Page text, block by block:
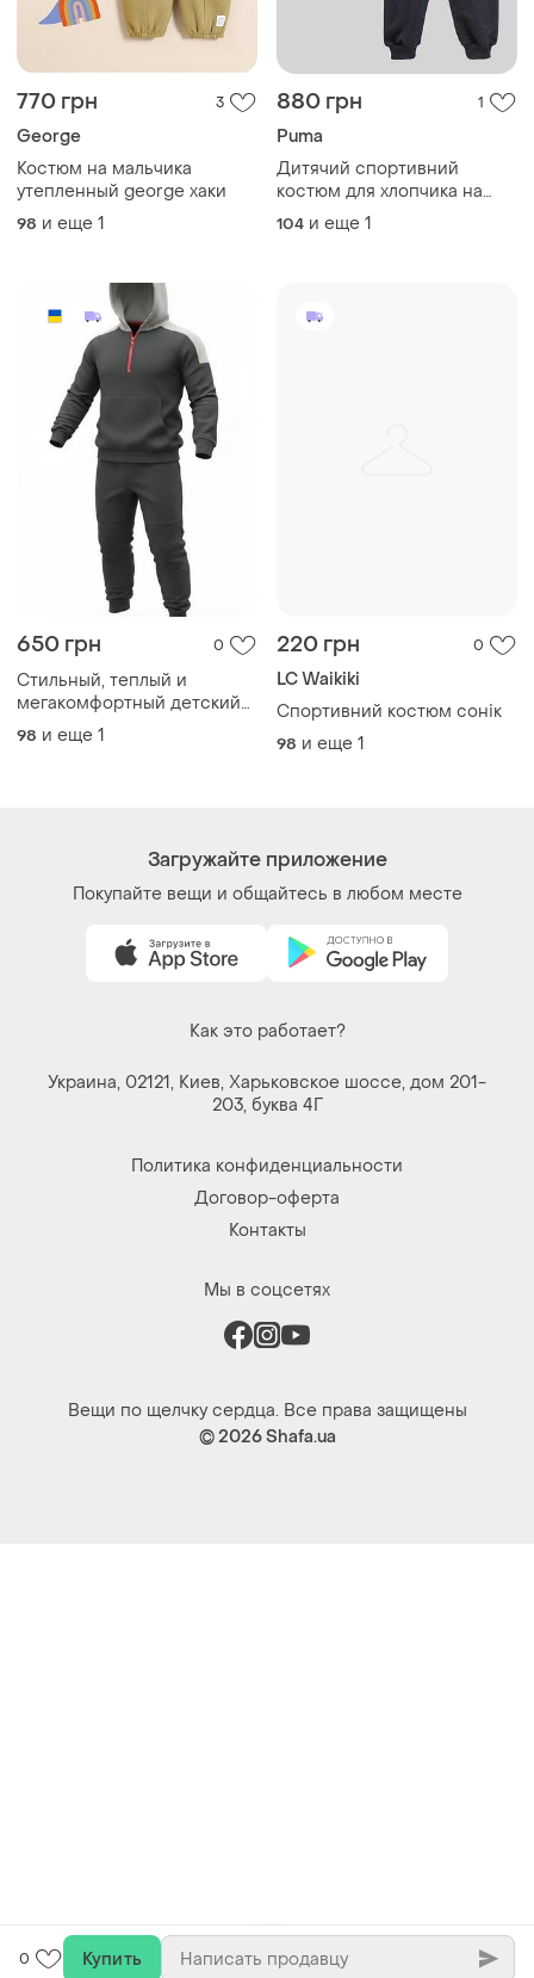
Костюм на мальчика
утепленный george хаки
и еще 1
Дитячий спортивний
костюм для хлопчика на
замку з капюшоном
104 и еще 1
650 грн
Стильный, теплый и
мегакомфортный детский
спортивный костюм-
двойка (худи + джоггеры) от
1
0 Купить
Загружайте приложение
Покупайте вещи и общайтесь в любом месте
Как это работает?
Украина, 02121, Киев, Харьковское шоссе, дом 201-
203, буква 4Г
Политика конфиденциальности
Контакты
© 2026Shafa.ua